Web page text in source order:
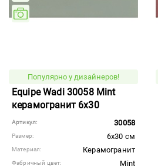
Популярно у дизайнеров!
Equipe Wadi 30058 Mint
керамогранит 6x30
Артикул: 30058
Размер: 6x30 см
Материал: Керамогранит
Фабричный цвет: Mint